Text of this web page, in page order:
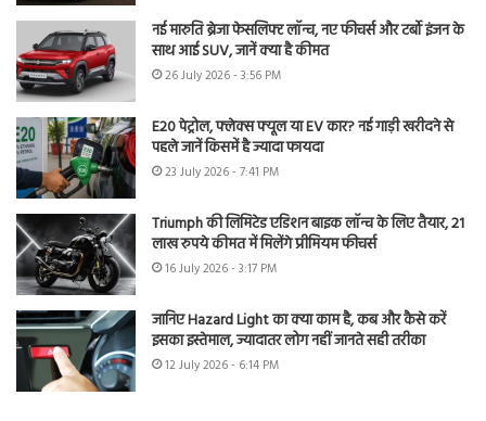
नई मारुति ब्रेजा फेसलिफ्ट लॉन्च, नए फीचर्स और टर्बो इंजन के
साथ आई SUV, जानें क्या है कीमत
26 July 2026 - 3:56 PM
E20 पेट्रोल, फ्लेक्स फ्यूल या EV कार? नई गाड़ी खरीदने से
पहले जानें किसमें है ज्यादा फायदा
23 July 2026 - 7:41 PM
Triumph की लिमिटेड एडिशन बाइक लॉन्च के लिए तैयार, 21
लाख रुपये कीमत में मिलेंगे प्रीमियम फीचर्स
16 July 2026 - 3:17 PM
जानिए Hazard Light का क्या काम है, कब और कैसे करें
इसका इस्तेमाल, ज्यादातर लोग नहीं जानते सही तरीका
12 July 2026 - 6:14 PM